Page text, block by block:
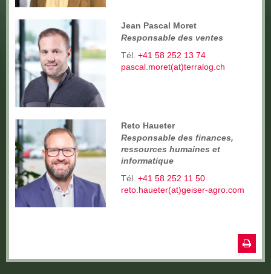
Jean Pascal Moret
Responsable des ventes
Tél. +41 58 252 13 74
pascal.moret(at)terralog.ch
Reto Haueter
Responsable des finances,
ressources humaines et
informatique
Tél. +41 58 252 11 50
reto.haueter(at)geiser-agro.com